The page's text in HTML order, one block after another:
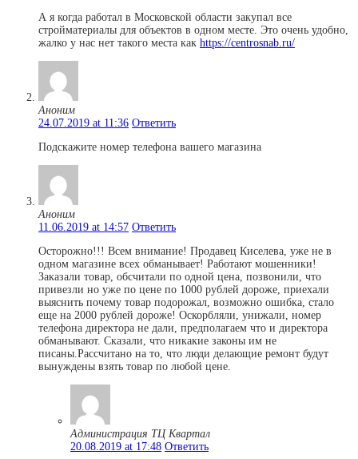
А я когда работал в Московской области закупал все
стройматериалы для объектов в одном месте. Это очень удобно,
жалко у нас нет такого места как https://centrosnab.ru/
Аноним
24.07.2019 at 11:36 Ответить
Подскажите номер телефона вашего магазина
Аноним
11.06.2019 at 14:57 Ответить
Осторожно!!! Всем внимание! Продавец Киселева, уже не в
одном магазине всех обманывает! Работают мошенники!
Заказали товар, обсчитали по одной цена, позвонили, что
привезли но уже по цене по 1000 рублей дороже, приехали
выяснить почему товар подорожал, возможно ошибка, стало
еще на 2000 рублей дороже! Оскорбляли, унижали, номер
телефона директора не дали, предполагаем что и директора
обманывают. Сказали, что никакие законы им не
писаны.Рассчитано на то, что люди делающие ремонт будут
вынуждены взять товар по любой цене.
Администрация ТЦ Квартал
20.08.2019 at 17:48 Ответить